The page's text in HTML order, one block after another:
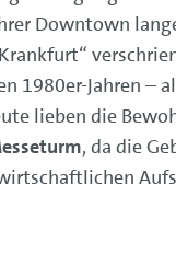
Downtown
1980er-Jahren –
lieben die
, da die